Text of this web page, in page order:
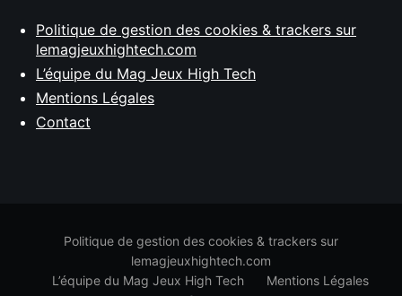
Politique de gestion des cookies & trackers sur
lemagjeuxhightech.com
L’équipe du Mag Jeux High Tech
Mentions Légales
Contact
Politique de gestion des cookies & trackers sur
lemagjeuxhightech.com
L’équipe du Mag Jeux High Tech
Mentions Légales